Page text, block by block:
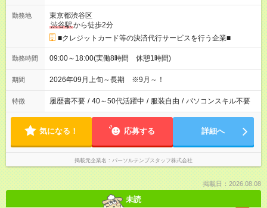
勤務地
東京都渋谷区
渋谷駅から徒歩2分
■クレジットカード等の決済代行サービスを行う企業■
勤務時間 09:00～18:00(実働8時間 休憩1時間)
期間 2026年09月上旬～長期 ※9月～！
特徴 履歴書不要 / 40～50代活躍中 / 服装自由 / パソコンスキル不要
気になる！ 応募する 詳細へ
掲載元企業名 パーソルテンプスタッフ株式会社
掲載日：2026.08.08
未読